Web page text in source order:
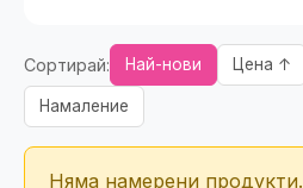
Сортирай: Най-нови Цена ↑
Намаление
Няма намерени продукти.